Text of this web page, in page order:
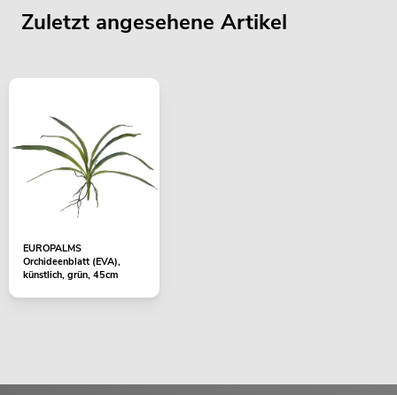
Zuletzt angesehene Artikel
EUROPALMS
Orchideenblatt (EVA),
künstlich, grün, 45cm